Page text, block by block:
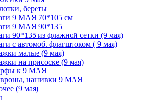
береты
9 МАЯ 70*105 см
9 МАЯ 90*135
90*135 из флажной сетки (9 мая)
с автомоб. флагштоком ( 9 мая)
малые (9 мая)
на присоске (9 мая)
к 9 МАЯ
нашивки 9 МАЯ
(9 мая)